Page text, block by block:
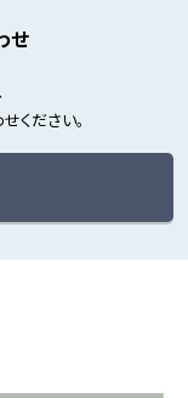
せ
ください。